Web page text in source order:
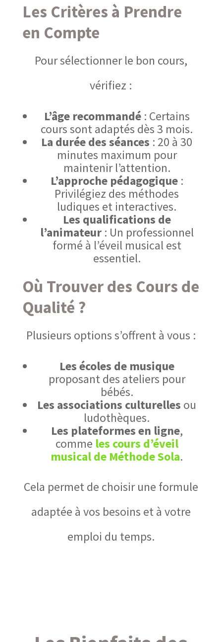
Les Critères à Prendre
en Compte
Pour sélectionner le bon cours,
vérifiez :
L’âge recommandé: Certains
cours sont adaptés dès 3 mois.
La durée des séances : 20 à 30
minutes maximum pour
maintenir l’attention.
L’approche pédagogique:
Privilégiez des méthodes
ludiques et interactives.
Les qualifications de
l’animateur: Un professionnel
formé à l’éveil musical est
essentiel.
Où Trouver des Cours de
Qualité ?
Plusieurs options s’offrent à vous :
Les écoles de musique
proposant des ateliers pour
bébés.
Les associations culturelles ou
ludothèques.
Les plateformes en ligne,
comme les cours d’éveil
musical de Méthode Sola.
Cela permet de choisir une formule
adaptée à vos besoins et à votre
emploi du temps.